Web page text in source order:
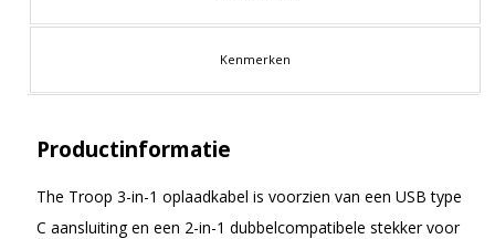
Kenmerken
Productinformatie
The Troop 3-in-1 oplaadkabel is voorzien van een USB type
C aansluiting en een 2-in-1 dubbelcompatibele stekker voor